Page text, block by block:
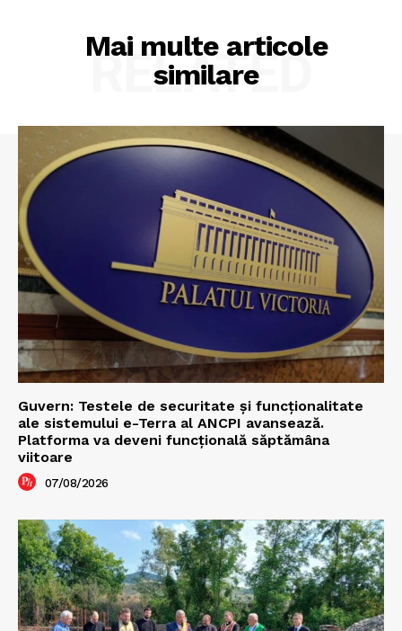
Mai multe articole
similare
RELATED
Guvern: Testele de securitate și funcționalitate
ale sistemului e-Terra al ANCPI avansează.
Platforma va deveni funcțională săptămâna
viitoare
07/08/2026